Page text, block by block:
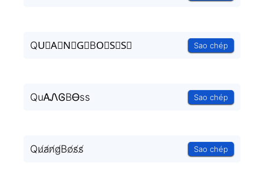
QU⃒A⃒N⃒G⃒BO⃒S⃒S⃒ Sao chép
QuᎪᏁᎶBᎾss Sao chép
Qu̸a̸n̸g̸Bo̸s̸s̸ Sao chép